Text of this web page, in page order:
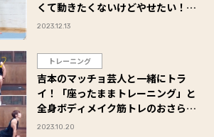
くて動きたくないけどやせたい！バ
レエダンサー竹田純さんの、30秒
2023.12.13
トレーニング
吉本のマッチョ芸人と一緒にトラ
イ！「座ったままトレーニング」と
全身ボディメイク筋トレのおさらい
♪
2023.10.20